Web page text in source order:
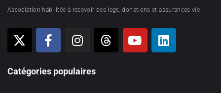
Association habilitée à recevoir des legs, donations et assurances-vie
Catégories populaires